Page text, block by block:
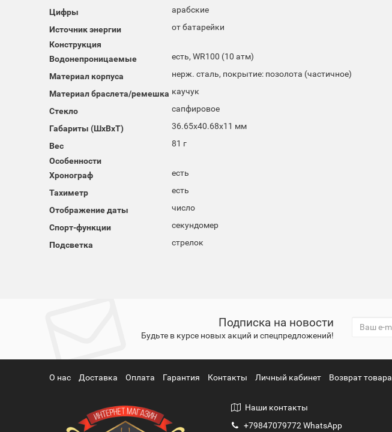
Цифры арабские
Источник энергии
от батарейки
Конструкция
Водонепроницаемые
есть, WR100 (10 атм)
Материал корпуса нерж. сталь, покрытие: позолота (частичное)
Материал браслета/ремешка каучук
Стекло сапфировое
Габариты (ШхВхТ) 36.65x40.68x11 мм
Вес
81 г
Особенности
Хронограф
есть
Тахиметр есть
Отображение даты число
Спорт-функции секундомер
Подсветка стрелок
Подписка на новости
Будьте в курсе новых акций и спецпредложений!
О нас Доставка Оплата Гарантия Контакты Личный кабинет Возврат товара
Наши контакты
+79847079772 WhatsApp